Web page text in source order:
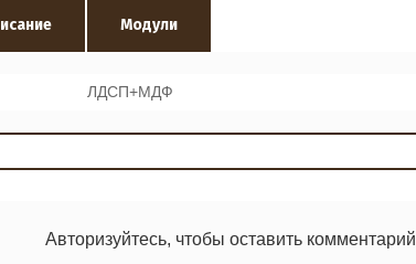
Модули
ЛДСП+МДФ
Авторизуйтесь, чтобы оставить комментарий